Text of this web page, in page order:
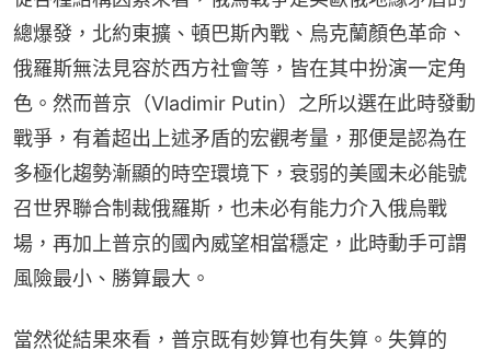
總爆發，北約東擴、頓巴斯內戰、烏克蘭顏色革命、
俄羅斯無法見容於西方社會等，皆在其中扮演一定角
色。然而普京（Vladimir Putin）之所以選在此時發動
戰爭，有着超出上述矛盾的宏觀考量，那便是認為在
多極化趨勢漸顯的時空環境下，衰弱的美國未必能號
召世界聯合制裁俄羅斯，也未必有能力介入俄烏戰
場，再加上普京的國內威望相當穩定，此時動手可謂
風險最小、勝算最大。
當然從結果來看，普京既有妙算也有失算。失算的